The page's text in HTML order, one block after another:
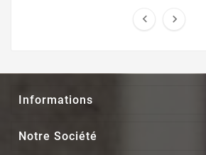
 
Informations
Notre Société